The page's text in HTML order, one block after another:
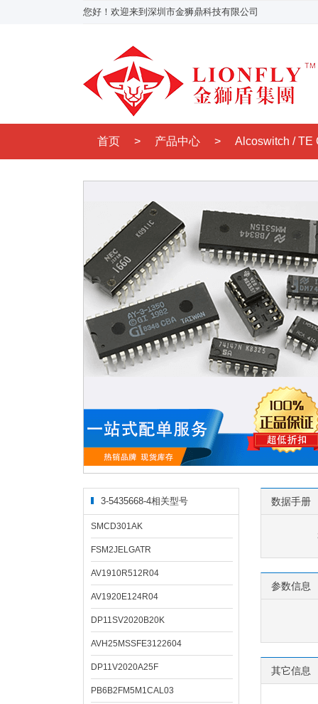
您好！欢迎来到深圳市金狮鼎科技有限公司
首页 > 产品中心 > Alcoswitch / TE
3-5435668-4相关型号
SMCD301AK
FSM2JELGATR
AV1910R512R04
AV1920E124R04
DP11SV2020B20K
AVH25MSSFE3122604
DP11V2020A25F
PB6B2FM5M1CAL03
数据手册
参数信息
其它信息